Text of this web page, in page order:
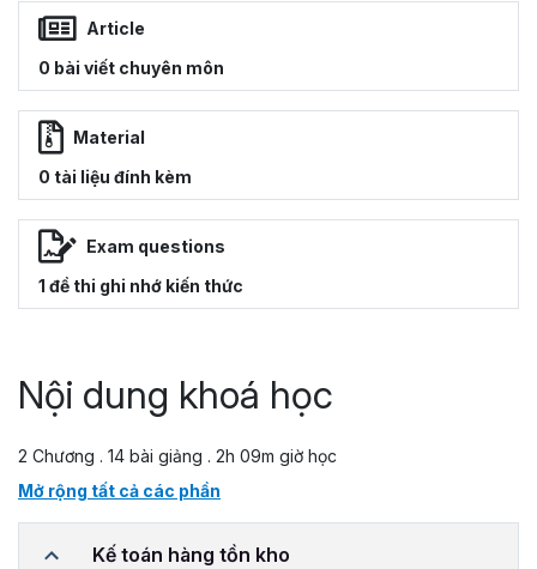
Article
0 bài viết chuyên môn
Material
0 tài liệu đính kèm
Exam questions
1 đề thi ghi nhớ kiến thức
Nội dung khoá học
2 Chương . 14 bài giảng . 2h 09m giờ học
Mở rộng tất cả các phần
Kế toán hàng tồn kho